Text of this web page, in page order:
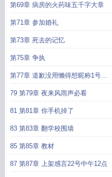
第69章 病房的火药味五千字大章
第71章 参加婚礼
第73章 死去的记忆
第75章 争执
第77章 道歉没用懒得想昵称1号大
哥加更
79 第79章 夜来风雨声必看
81 第81章 你手机掉了
83 第83章 翻学校围墙
85 第85章 教材
87 第87章 上架感言22号中午12点